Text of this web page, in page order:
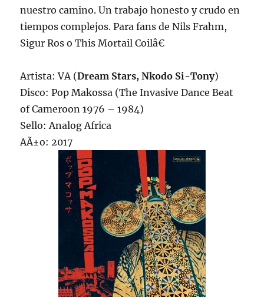
nuestro camino. Un trabajo honesto y crudo en
tiempos complejos. Para fans de Nils Frahm,
Sigur Ros o This Mortail Coilâ€
Artista: VA (Dream Stars, Nkodo Si-Tony)
Disco: Pop Makossa (The Invasive Dance Beat
of Cameroon 1976 – 1984)
Sello: Analog Africa
AÃ±o: 2017